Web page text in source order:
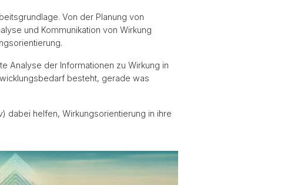
Von der Planung von
und Kommunikation von Wirkung
Analyse der Informationen zu Wirkung in
besteht, gerade was
dabei helfen, Wirkungsorientierung in ihre